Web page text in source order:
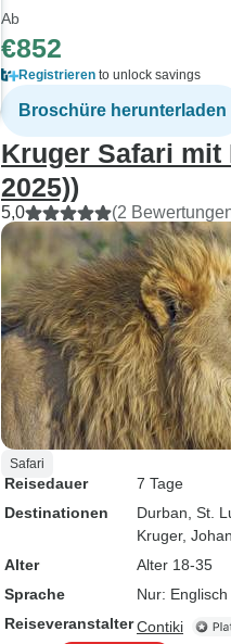
Ab
€852
Registrieren to unlock savings
Broschüre herunterladen
Kruger Safari mit
2025))
5,0 (2
Safari
Reisedauer
7 Tage
Destinationen
Durban , St.
Kruger,
Alter
Alter 18-35
Sprache
Nur: Englisch
ReiseveranstalterContiki